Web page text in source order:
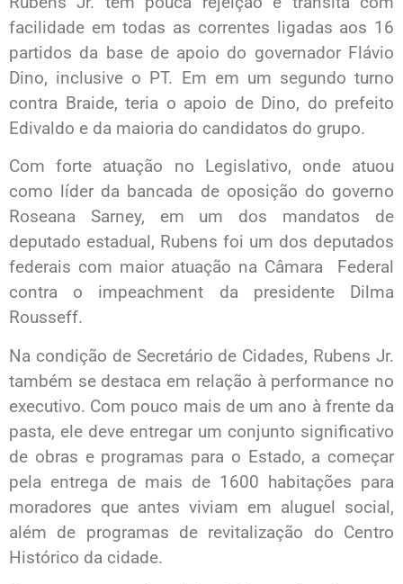
facilidade em todas as correntes ligadas aos 16
partidos da base de apoio do governador Flávio
Dino, inclusive o PT. Em em um segundo turno
contra Braide, teria o apoio de Dino, do prefeito
Edivaldo e da maioria do candidatos do grupo.
Com forte atuação no Legislativo, onde atuou
como líder da bancada de oposição do governo
Roseana Sarney, em um dos mandatos de
deputado estadual, Rubens foi um dos deputados
federais com maior atuação na Câmara Federal
contra o impeachment da presidente Dilma
Rousseff.
Na condição de Secretário de Cidades, Rubens Jr.
também se destaca em relação à performance no
executivo. Com pouco mais de um ano à frente da
pasta, ele deve entregar um conjunto significativo
de obras e programas para o Estado, a começar
pela entrega de mais de 1600 habitações para
moradores que antes viviam em aluguel social,
além de programas de revitalização do Centro
Histórico da cidade.